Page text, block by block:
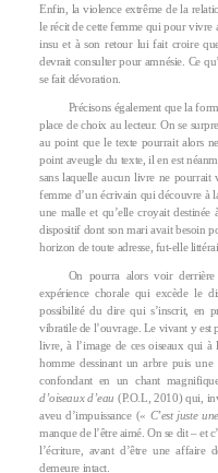
Enfin, la violence extrême de la
le récit de cette femme qui pour vivre
insu et à son retour lui fait croire
devrait consulter pour amnésie. Ce
se fait dévoration.
Précisons également que la
place de choix au lecteur. On se
au point que le texte pourrait alors
point aveugle du texte, il en est
sans laquelle aucun livre ne pourrait
femme d’un écrivain qui découvre à
une malle et qu’elle croyait
dispositif dont son mari avait besoin
horizon de toute adresse, fut-elle
On pourra alors voir
expérience chorale qui excède le
possibilité du dire qui s’inscrit, en
vibratile de l’ouvrage. Le vivant y est
livre, à l’image de ces oiseaux qui à
homme dessinant un arbre puis
confondant en un chant
d’oiseaux d’eau (P.O.L, 2010) qui,
aveu d’impuissance (« C’est juste
manque de l’être aimé. On se dit – et
l’écriture, avant d’être une affaire
demeure intact.